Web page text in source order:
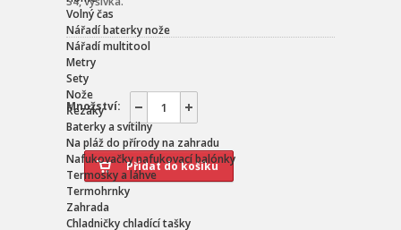
Volný čas
Nářadí baterky nože
Nářadí multitool
Metry
Sety
Nože
Řezáky
Baterky a svítilny
Na pláž do přírody na zahradu
Nafukovačky nafukovací balónky
Termosky a láhve
Termohrnky
Zahrada
Chladničky chladící tašky
Množství: